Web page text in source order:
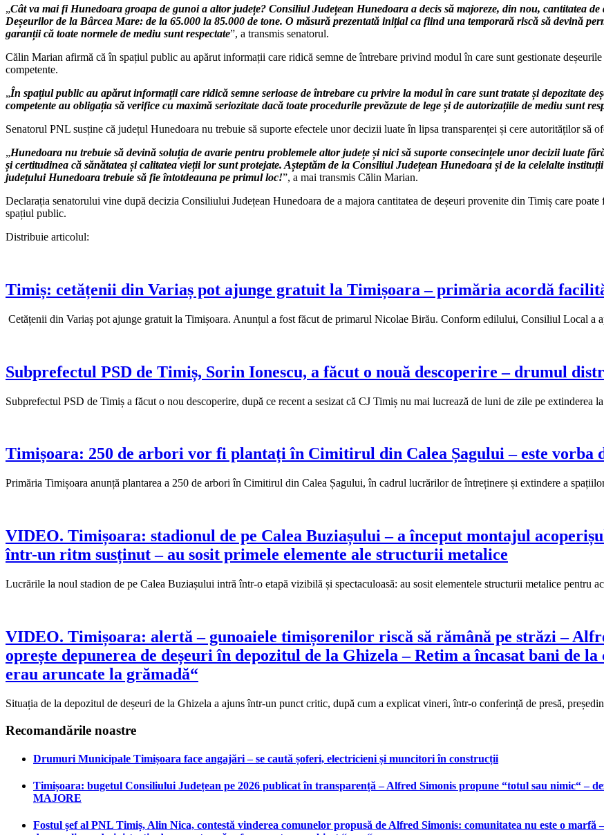
„Cât va mai fi Hunedoara groapa de gunoi a altor județe? Consiliul Județean Hunedoara a decis să majoreze, din nou, cantitatea
Deșeurilor de la Bârcea Mare: de la 65.000 la 85.000 de tone. O măsură prezentată inițial ca fiind una temporară riscă să devină
garanții că toate normele de mediu sunt respectate”, a transmis senatorul.
Călin Marian afirmă că în spațiul public au apărut informații care ridică semne de întrebare privind modul în care sunt gestionate
competente.
„În spațiul public au apărut informații care ridică semne serioase de întrebare cu privire la modul în care sunt tratate și depozitate
competente au obligația să verifice cu maximă seriozitate dacă toate procedurile prevăzute de lege și de autorizațiile de mediu sunt
Senatorul PNL susține că județul Hunedoara nu trebuie să suporte efectele unor decizii luate în lipsa transparenței și cere autorităților să
„Hunedoara nu trebuie să devină soluția de avarie pentru problemele altor județe și nici să suporte consecințele unor decizii luate
și certitudinea că sănătatea și calitatea vieții lor sunt protejate. Așteptăm de la Consiliul Județean Hunedoara și de la celelalte
județului Hunedoara trebuie să fie întotdeauna pe primul loc!”, a mai transmis Călin Marian.
Declarația senatorului vine după decizia Consiliului Județean Hunedoara de a majora cantitatea de deșeuri provenite din Timiș care
spațiul public.
Distribuie articolul:
Timiș: cetățenii din Variaș pot ajunge gratuit la Timișoara – primăria acordă
Cetățenii din Variaș pot ajunge gratuit la Timișoara. Anunțul a fost făcut de primarul Nicolae Birău. Conform edilului, Consiliul Local a
Subprefectul PSD de Timiș, Sorin Ionescu, a făcut o nouă descoperire – drumul
Subprefectul PSD de Timiș a făcut o nou descoperire, după ce recent a sesizat că CJ Timiș nu mai lucrează de luni de zile pe
Timișoara: 250 de arbori vor fi plantați în Cimitirul din Calea Șagului – este vorba
Primăria Timișoara anunță plantarea a 250 de arbori în Cimitirul din Calea Șagului, în cadrul lucrărilor de întreținere și extindere a
VIDEO. Timișoara: stadionul de pe Calea Buziașului – a început montajul
într-un ritm susținut – au sosit primele elemente ale structurii metalice
Lucrările la noul stadion de pe Calea Buziașului intră într-o etapă vizibilă și spectaculoasă: au sosit elementele structurii metalice pentru
VIDEO. Timișoara: alertă – gunoaiele timișorenilor riscă să rămână pe străzi –
oprește depunerea de deșeuri în depozitul de la Ghizela – Retim a încasat bani de
erau aruncate la grămadă“
Situația de la depozitul de deșeuri de la Ghizela a ajuns într-un punct critic, după cum a explicat vineri, într-o conferință de presă,
Recomandările noastre
Drumuri Municipale Timișoara face angajări – se caută șoferi, electricieni și muncitori în construcții
Timișoara: bugetul Consiliului Județean pe 2026 publicat în transparență – Alfred Simonis propune “totul sau nimic“ –
MAJORE
Fostul șef al PNL Timiș, Alin Nica, contestă vinderea comunelor propusă de Alfred Simonis: comunitatea nu este o marfă